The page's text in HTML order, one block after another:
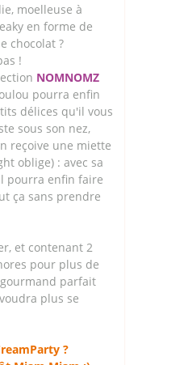
moelleuse à
en forme de
chocolat ?
!
NOMNOMZ
pourra enfin
délices qu'il vous
sous son nez,
reçoive une miette
oblige) : avec sa
pourra enfin faire
ça sans prendre
et contenant 2
pour plus de
parfait
plus se
?